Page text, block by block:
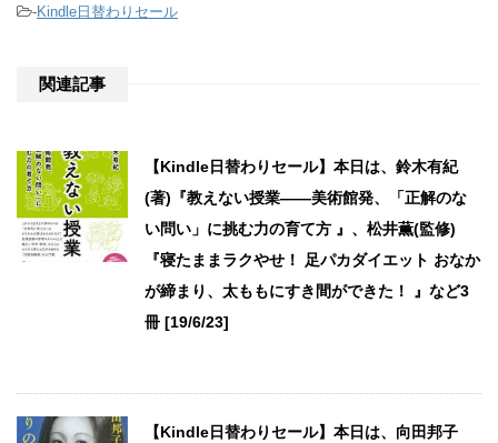
-Kindle日替わりセール
関連記事
【Kindle日替わりセール】本日は、鈴木有紀
(著)『教えない授業――美術館発、「正解のな
い問い」に挑む力の育て方 』、松井薫(監修)
『寝たままラクやせ！ 足パカダイエット おなか
が締まり、太ももにすき間ができた！ 』など3
冊 [19/6/23]
【Kindle日替わりセール】本日は、向田邦子